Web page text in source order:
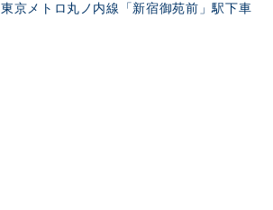
東京メトロ丸ノ内線「新宿御苑前」駅下車